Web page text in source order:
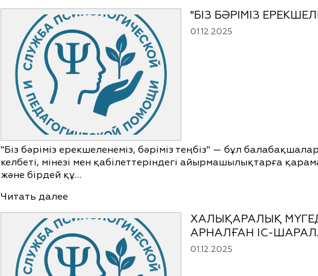
"БІЗ БӘРІМІЗ
01.12.2025
"Біз бәріміз ерекшеленеміз, бәріміз теңбіз" — бұл
келбеті, мінезі мен қабілеттеріндегі айырмашылықтарға
және бірдей құ…
Читать далее
ХАЛЫҚАРАЛЫҚ
АРНАЛҒАН ІС-
01.12.2025